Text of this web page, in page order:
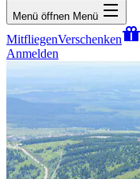
Menü öffnen Menü
MitfliegenVerschenken
Anmelden